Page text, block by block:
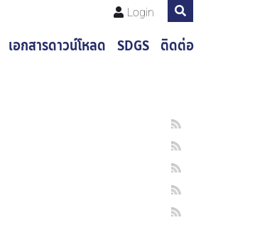
Login
เอกสารดาวน์โหลด SDGS ติดต่อ